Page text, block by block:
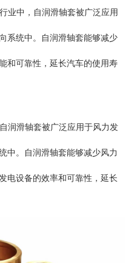
业中，自润滑轴套被广泛应用
系统中。自润滑轴套能够减少
和可靠性，延长汽车的使用寿
润滑轴套被广泛应用于风力发
中。自润滑轴套能够减少风力
电设备的效率和可靠性，延长